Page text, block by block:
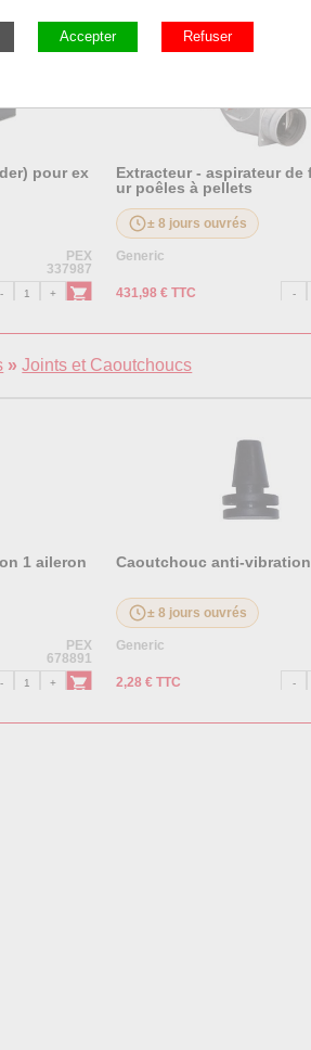
pour ex
PEX
337987
Extracteur - aspirateur de
ur poêles à pellets
± 8 jours ouvrés
Generic
431,98 € TTC
»Joints et Caoutchoucs
1 aileron
PEX
678891
Caoutchouc anti-
± 8 jours ouvrés
Generic
2,28 € TTC